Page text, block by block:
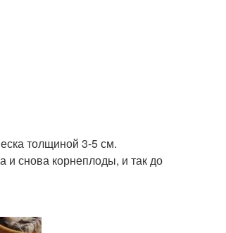
толщиной 3-5 см.
и снова корнеплоды, и так до